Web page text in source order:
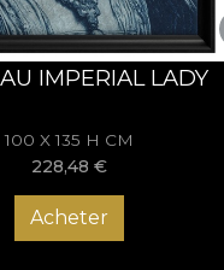
IMPERIAL LADY
100 X 135 H CM
228,48 €
Acheter